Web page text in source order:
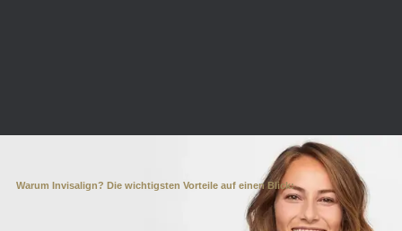
Warum Invisalign? Die wichtigsten Vorteile auf einen Blick: